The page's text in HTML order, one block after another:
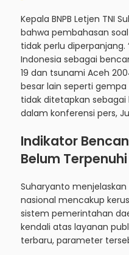
Kepala BNPB Letjen TNI
bahwa pembahasan
tidak perlu
Indonesia sebagai
19 dan tsunami Aceh
besar lain seperti gempa
tidak ditetapkan sebagai
dalam konferensi pers,
Indikator
Belum Terpenuhi
Suharyanto
nasional mencakup
sistem pemerintahan
kendali atas layanan
terbaru, parameter